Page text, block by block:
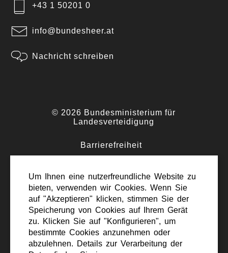
+43 1 50201 0
info@bundesheer.at
Nachricht schreiben
© 2026 Bundesministerium für
Landesverteidigung
Barrierefreiheit
·
Datenschutz
·
Kontakt
Um Ihnen eine nutzerfreundliche Website zu
bieten, verwenden wir Cookies. Wenn Sie
auf "Akzeptieren" klicken, stimmen Sie der
Speicherung von Cookies auf Ihrem Gerät
zu. Klicken Sie auf "Konfigurieren", um
bestimmte Cookies anzunehmen oder
abzulehnen. Details zur Verarbeitung der